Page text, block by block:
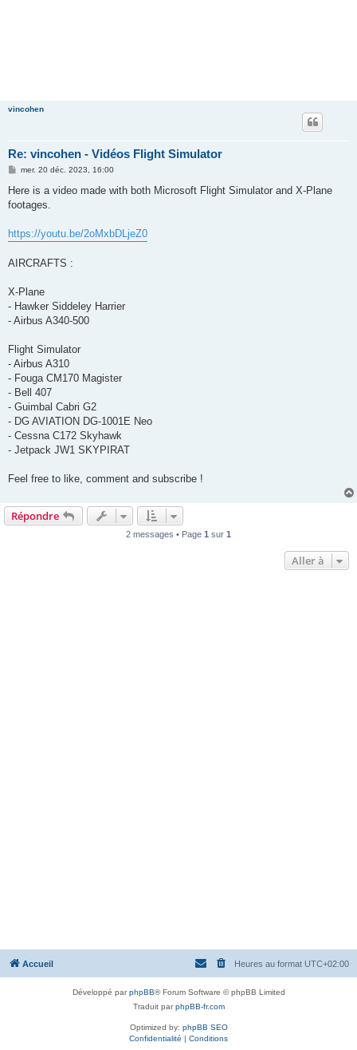
vincohen
Re: vincohen - Vidéos Flight Simulator
M
s
a
mer. 20 déc. 2023, 16:00
Here is a video made with both Microsoft Flight Simulator and X-Plane
footages.
https://youtu.be/2oMxbDLjeZ0
AIRCRAFTS :
X-Plane
- Hawker Siddeley Harrier
- Airbus A340-500
Flight Simulator
- Airbus A310
- Fouga CM170 Magister
- Bell 407
- Guimbal Cabri G2
- DG AVIATION DG-1001E Neo
- Cessna C172 Skyhawk
- Jetpack JW1 SKYPIRAT
Feel free to like, comment and subscribe !
Répondre
2 messages • Page 1 sur 1
Aller à
Accueil Heures au format UTC+02:00
Développé parphpBB® Forum Software © phpBB Limited
Traduit parphpBB-fr.com
Optimized by: phpBB SEO
Confidentialité | Conditions